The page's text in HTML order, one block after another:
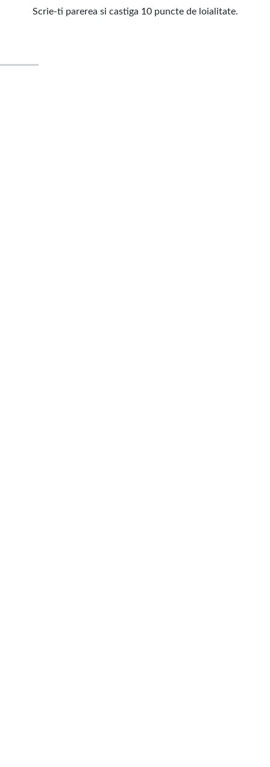
Scrie-ti parerea si castiga 10 puncte de loialitate.